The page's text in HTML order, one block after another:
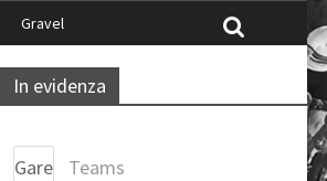
Gravel
In evidenza
Gare Teams